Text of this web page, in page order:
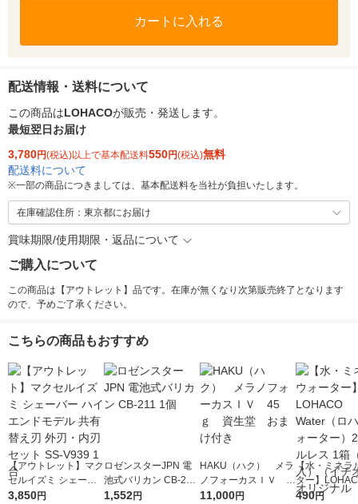
カートに入れる
配送情報・送料について
この商品はLOHACOが販売・発送します。
最短翌日お届け
3,780円(税込)以上で基本配送料550円(税込)無料
配送料について
※一部の商品につきましては、基本配送料を当社が負担いたします。
在庫確認住所：東京都にお届け
賞味期限/使用期限・返品について
ご購入について
この商品は【アウトレット】品です。在庫が無くなり次第販売終了となります
ので、予めご了承ください。
こちらの商品もおすすめ
【アウトレット】マク
セルイズミ シェーバ
ー ハイエンドモデル
3,850円
ロゼンスターJPN 電
池式バリカン CB-211
1個
1,552円
HAKU（ハク） メラ
ノフォーカスＩＶ 4
5ｇ 資生堂 おまけ
11,000円
【水・ミネラ
ター】
r（ロハコウ
490円